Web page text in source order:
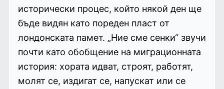
исторически процес, който някой ден ще
бъде видян като пореден пласт от
лондонската памет. „Ние сме сенки“ звучи
почти като обобщение на миграционната
история: хората идват, строят, работят,
молят се, издигат се, напускат или се